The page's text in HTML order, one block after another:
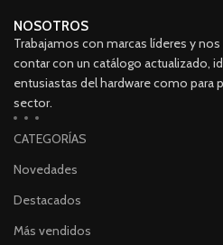
NOSOTROS
Trabajamos con marcas líderes y
contar con un catálogo actualizado,
entusiastas del hardware como para
sector.
CATEGORÍAS
Novedades
Destacados
Más vendidos